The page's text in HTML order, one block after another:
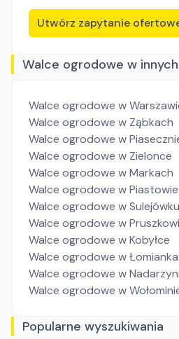
Utwórz zapytanie
Walce ogrodowe w
Walce ogrodowe w
Walce ogrodowe w Ząbkach
Walce ogrodowe w
Walce ogrodowe w Zielonce
Walce ogrodowe w Markach
Walce ogrodowe w Piastowie
Walce ogrodowe w Sulejówku
Walce ogrodowe w
Walce ogrodowe w Kobyłce
Walce ogrodowe w
Walce ogrodowe w
Walce ogrodowe w
Popularne wyszukiwania